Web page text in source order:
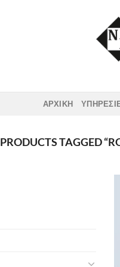
ΑΡΧΙΚΗ
PRODUCTS TAGGED